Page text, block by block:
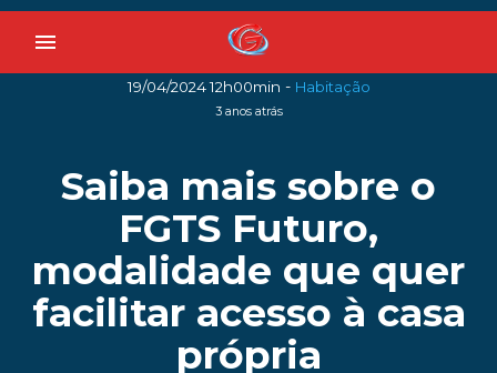
menu
19/04/2024 12h00min - Habitação
3 anos atrás
Saiba mais sobre o
FGTS Futuro,
modalidade que quer
facilitar acesso à casa
própria